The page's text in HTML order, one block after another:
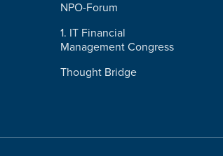
NPO-Forum
1. IT Financial
Management Congress
Thought Bridge